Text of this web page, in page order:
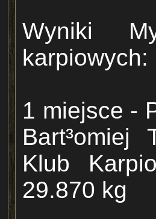
Wyniki
karpiowych:
1 miejsce -
Bart³omiej
Klub
29.870 kg